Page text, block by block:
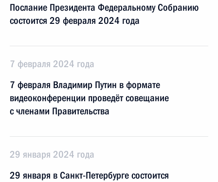
Послание Президента Федеральному Собранию
состоится 29 февраля 2024 года
7 февраля 2024 года
7 февраля Владимир Путин в формате
видеоконференции проведёт совещание
с членами Правительства
29 января 2024 года
29 января в Санкт-Петербурге состоится